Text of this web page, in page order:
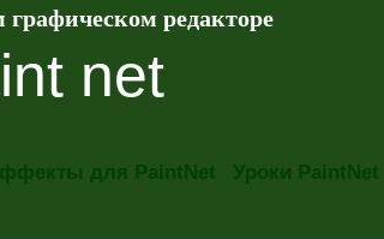
графическом редакторе
для PaintNet Уроки PaintNet